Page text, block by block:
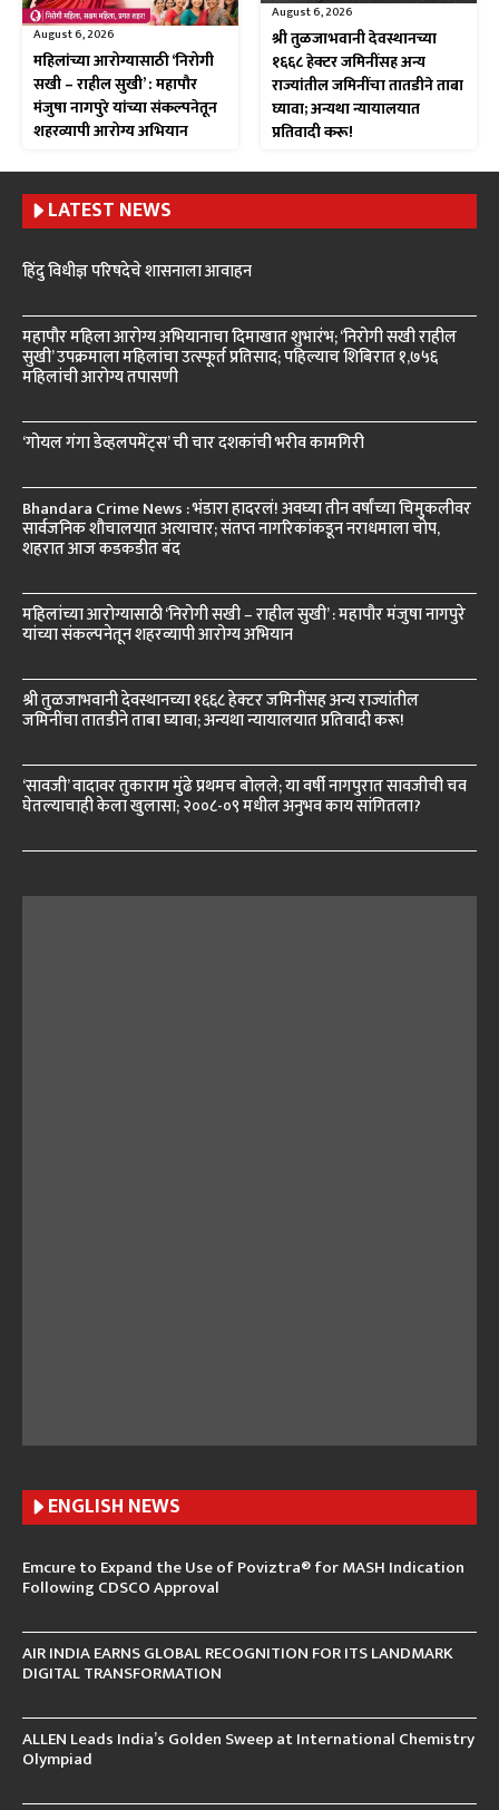
August 6, 2026
महिलांच्या आरोग्यासाठी ‘निरोगी
सखी – राहील सुखी’ : महापौर
मंजुषा नागपुरे यांच्या संकल्पनेतून
शहरव्यापी आरोग्य अभियान
August 6, 2026
श्री तुळजाभवानी देवस्थानच्या
१६६८ हेक्टर जमिनींसह अन्य
राज्यांतील जमिनींचा तातडीने ताबा
घ्यावा; अन्यथा न्यायालयात
प्रतिवादी करू!
LATEST NEWS
हिंदु विधीज्ञ परिषदेचे शासनाला आवाहन
महापौर महिला आरोग्य अभियानाचा दिमाखात शुभारंभ; ‘निरोगी सखी राहील
सुखी’ उपक्रमाला महिलांचा उत्स्फूर्त प्रतिसाद; पहिल्याच शिबिरात १,७५६
महिलांची आरोग्य तपासणी
‘गोयल गंगा डेव्हलपमेंट्स’ ची चार दशकांची भरीव कामगिरी
Bhandara Crime News : भंडारा हादरलं! अवघ्या तीन वर्षांच्या चिमुकलीवर
सार्वजनिक शौचालयात अत्याचार; संतप्त नागरिकांकडून नराधमाला चोप,
शहरात आज कडकडीत बंद
महिलांच्या आरोग्यासाठी ‘निरोगी सखी – राहील सुखी’ : महापौर मंजुषा नागपुरे
यांच्या संकल्पनेतून शहरव्यापी आरोग्य अभियान
श्री तुळजाभवानी देवस्थानच्या १६६८ हेक्टर जमिनींसह अन्य राज्यांतील
जमिनींचा तातडीने ताबा घ्यावा; अन्यथा न्यायालयात प्रतिवादी करू!
‘सावजी’ वादावर तुकाराम मुंढे प्रथमच बोलले; या वर्षी नागपुरात सावजीची चव
घेतल्याचाही केला खुलासा; २००८-०९ मधील अनुभव काय सांगितला?
ENGLISH NEWS
Emcure to Expand the Use of Poviztra® for MASH Indication
Following CDSCO Approval
AIR INDIA EARNS GLOBAL RECOGNITION FOR ITS LANDMARK
DIGITAL TRANSFORMATION
ALLEN Leads India’s Golden Sweep at International Chemistry
Olympiad